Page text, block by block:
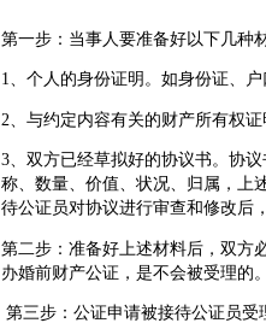
第一步：当事人要准备好以下几种
1、个人的身份证明。如身份证、
2、与约定内容有关的财产所有权
3、双方已经草拟好的协议书。协
称、数量、价值、状况、归属，上
待公证员对协议进行审查和修改后
第二步：准备好上述材料后，双方
办婚前财产公证，是不会被受理的
第三步：公证申请被接待公证员